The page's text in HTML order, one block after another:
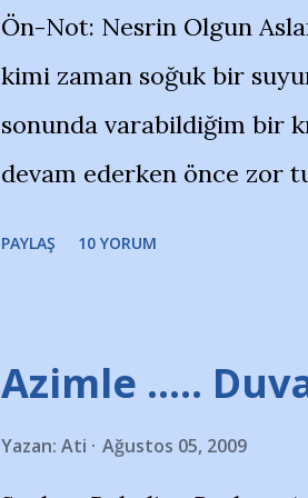
''Açık ve net olarak
yanısıra, bu takımlara ait
Bursa Büyükşehir
merkezlerini de
Ön-Not: Nesrin Olgun
kimi zaman soğuk bir
sonunda varabildiğim bir
devam ederken önce zor
Temsilcisi Faruk Zapçı’nın
Hikayesi’ne başlıyorum…
PAYLAŞ 10 YORUM
Azimle .....
Yazan: Ati Ağustos 05, 2009